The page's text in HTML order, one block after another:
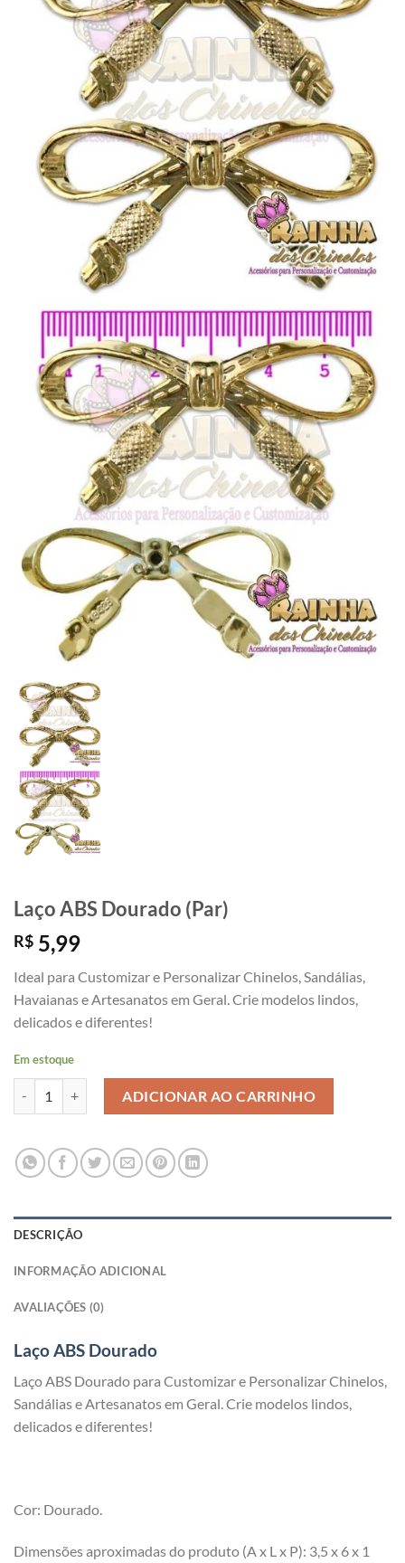
Laço ABS Dourado (Par)
R$ 5,99
Ideal para Customizar e Personalizar Chinelos, Sandálias,
Havaianas e Artesanatos em Geral. Crie modelos lindos,
delicados e diferentes!
Em estoque
ADICIONAR AO CARRINHO
DESCRIÇÃO
INFORMAÇÃO ADICIONAL
AVALIAÇÕES (0)
Laço ABS Dourado
Laço ABS Dourado para Customizar e Personalizar Chinelos,
Sandálias e Artesanatos em Geral. Crie modelos lindos,
delicados e diferentes!
Cor: Dourado.
Dimensões aproximadas do produto (A x L x P): 3,5 x 6 x 1